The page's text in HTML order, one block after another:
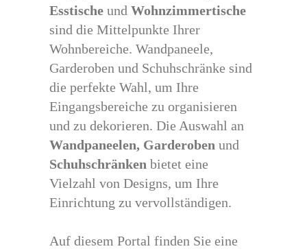
Esstische und Wohnzimmertische
sind die Mittelpunkte Ihrer
Wohnbereiche. Wandpaneele,
Garderoben und Schuhschränke sind
die perfekte Wahl, um Ihre
Eingangsbereiche zu organisieren
und zu dekorieren. Die Auswahl an
Wandpaneelen, Garderoben und
Schuhschränken bietet eine
Vielzahl von Designs, um Ihre
Einrichtung zu vervollständigen.
Auf diesem Portal finden Sie eine